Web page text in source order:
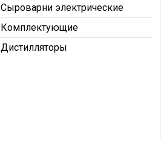
Сыроварни электрические
Комплектующие
Дистилляторы